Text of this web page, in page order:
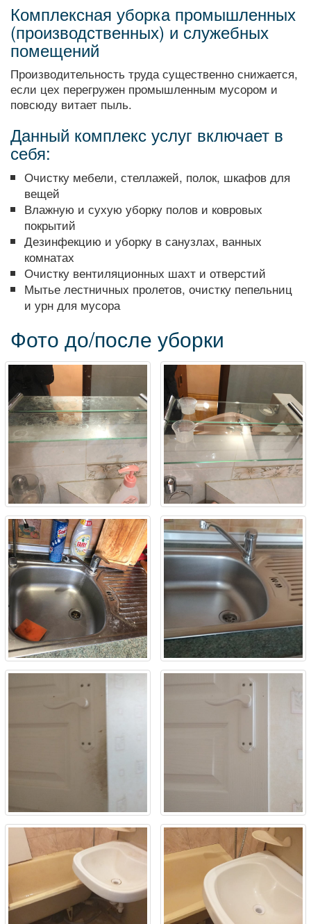
Комплексная уборка промышленных
(производственных) и служебных
помещений
Производительность труда существенно снижается,
если цех перегружен промышленным мусором и
повсюду витает пыль.
Данный комплекс услуг включает в
себя:
Очистку мебели, стеллажей, полок, шкафов для
вещей
Влажную и сухую уборку полов и ковровых
покрытий
Дезинфекцию и уборку в санузлах, ванных
комнатах
Очистку вентиляционных шахт и отверстий
Мытье лестничных пролетов, очистку пепельниц
и урн для мусора
Фото до/после уборки